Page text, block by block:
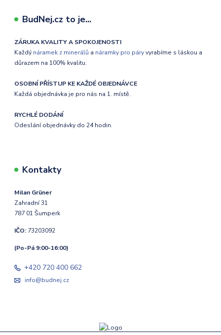
BudNej.cz to je...
ZÁRUKA KVALITY A SPOKOJENOSTI
Každý náramek z minerálů a náramky pro páryvyrabíme s láskou a
důrazem na 100% kvalitu.
OSOBNÍ PŘÍSTUP KE KAŽDÉ OBJEDNÁVCE
Každá objednávka je pro nás na 1. místě.
RYCHLÉ DODÁNÍ
Odeslání objednávky do 24 hodin.
Kontakty
Milan Grüner
Zahradní 31
787 01 Šumperk
IČO: 73203092
(Po-Pá 9:00-16:00)
+420 720 400 662
info@budnej.cz